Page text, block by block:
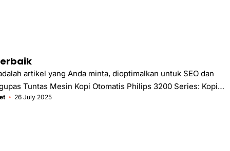
artikel yang Anda minta, dioptimalkan untuk SEO dan
Tuntas Mesin Kopi Otomatis Philips 3200 Series: Kopi
dengan Sentuhan Sederhana Bagi para pecinta kopi, ritual
26 July 2025